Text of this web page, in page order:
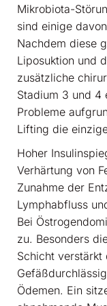
Mikrobiota-
sind einige
Nachdem diese
Liposuktion und
zusätzliche
Stadium 3 und 4
Probleme
Lifting die
Hoher
Verhärtung von
Zunahme der
Lymphabfluss
Bei
zu. Besonders
Schicht verstärkt
Ödemen. Ein